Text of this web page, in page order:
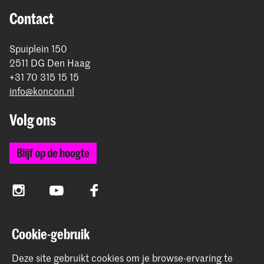
Contact
Spuiplein 150
2511 DG Den Haag
+31 70 315 15 15
info@koncon.nl
Volg ons
Blijf op de hoogte
InstagramYouTube Facebook
Het Koninklijk Conservatorium en de Koninklijke
Academie van Beeldende Kunsten vormen samen
Cookie-gebruik
Deze site gebruikt cookies om je browse-ervaring te